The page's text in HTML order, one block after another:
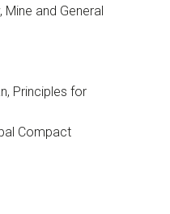
and General
Principles for
Compact